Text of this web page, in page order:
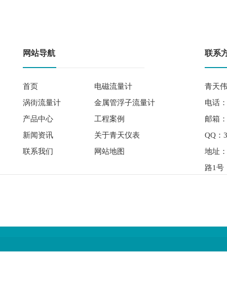
网站导航
首页
电磁流量计
涡街流量计
金属管浮子流量计
产品中心
工程案例
新闻资讯
关于青天仪表
联系我们
网站地图
联系
青天
电话
邮箱
QQ：
地址
路1号